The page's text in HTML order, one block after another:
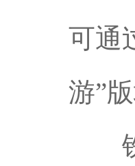
可通
游”
铁